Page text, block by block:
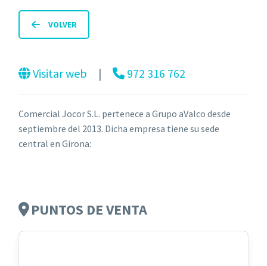
VOLVER
Visitar web ⠀|⠀ 972 316 762
Comercial Jocor S.L. pertenece a Grupo aValco desde
septiembre del 2013. Dicha empresa tiene su sede
central en Girona:
PUNTOS DE VENTA